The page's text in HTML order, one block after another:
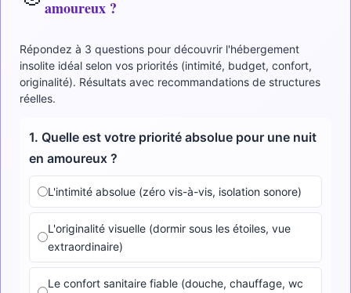
amoureux ?
Répondez à 3 questions pour découvrir l'hébergement
insolite idéal selon vos priorités (intimité, budget, confort,
originalité). Résultats avec recommandations de structures
réelles.
1. Quelle est votre priorité absolue pour une nuit
en amoureux ?
L'intimité absolue (zéro vis-à-vis, isolation sonore)
L'originalité visuelle (dormir sous les étoiles, vue
extraordinaire)
Le confort sanitaire fiable (douche, chauffage, wc